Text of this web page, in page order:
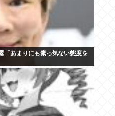
「あまりにも素っ気ない態度を